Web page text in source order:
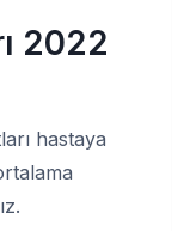
2022
hastaya